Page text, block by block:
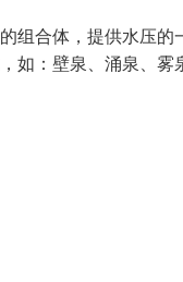
组合体，提供水压
如：壁泉、涌泉、